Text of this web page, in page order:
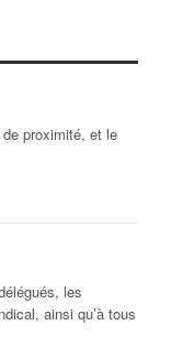
proximité, et le
les
ainsi qu’à tous